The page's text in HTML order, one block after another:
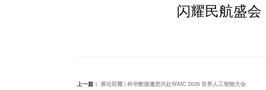
闪耀民航盛
上一篇： 展论双耀 | 科华数据邀您共赴WAIC 2026 世界人工智能大会